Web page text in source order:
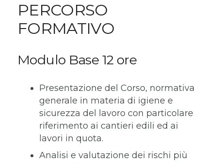
PERCORSO
FORMATIVO
Modulo Base 12 ore
Presentazione del Corso, normativa
generale in materia di igiene e
sicurezza del lavoro con particolare
riferimento ai cantieri edili ed ai
lavori in quota.
Analisi e valutazione dei rischi più